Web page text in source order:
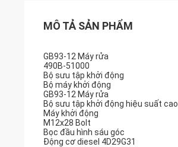
MÔ TẢ SẢN PHẨM
GB93-12 Máy rửa
490B-51000
Bộ sưu tập khởi động
Bộ máy khởi động
GB93-12 Máy rửa
Bộ sưu tập khởi động hiệu suất cao
Máy khởi động
M12x28 Bolt
Bọc đầu hình sáu góc
Động cơ diesel 4D29G31